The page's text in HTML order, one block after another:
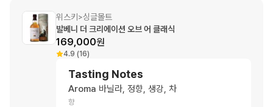
위스키 >싱글몰트
발베니 더 크리에이션 오브 어 클래식
169,000원
4.9 (16)
Tasting Notes
Aroma
향
바닐라, 정향, 생강, 차